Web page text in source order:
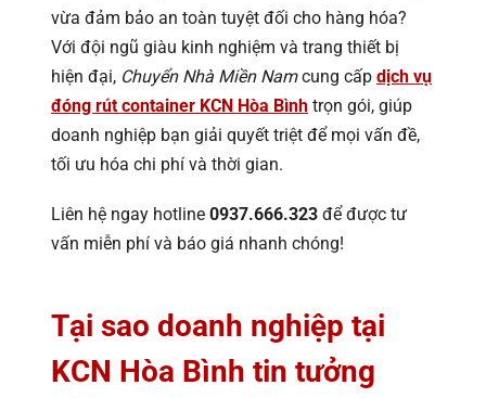
vừa đảm bảo an toàn tuyệt đối cho hàng hóa?
Với đội ngũ giàu kinh nghiệm và trang thiết bị
hiện đại, Chuyển Nhà Miền Namcung cấp dịch vụ
đóng rút container KCN Hòa Bình trọn gói, giúp
doanh nghiệp bạn giải quyết triệt để mọi vấn đề,
tối ưu hóa chi phí và thời gian.
Liên hệ ngay hotline 0937.666.323 để được tư
vấn miễn phí và báo giá nhanh chóng!
Tại sao doanh nghiệp tại
KCN Hòa Bình tin tưởng